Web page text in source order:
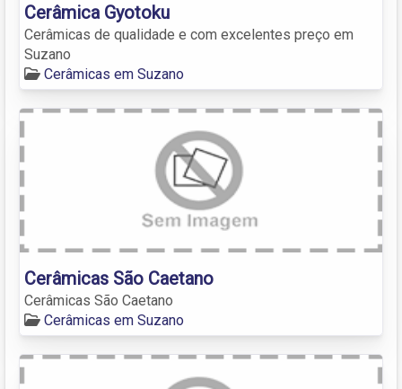
Cerâmica Gyotoku
Cerâmicas de qualidade e com excelentes preço em
Suzano
Cerâmicas em Suzano
Cerâmicas São Caetano
Cerâmicas São Caetano
Cerâmicas em Suzano